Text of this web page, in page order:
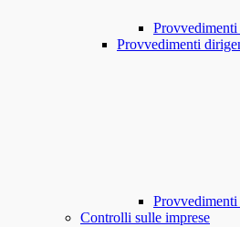
Provvedimenti
Controlli sulle imprese